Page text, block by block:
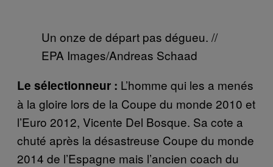
Un onze de départ pas dégueu. //
EPA Images/Andreas Schaad
Le sélectionneur : L’homme qui les a menés
à la gloire lors de la Coupe du monde 2010 et
l’Euro 2012, Vicente Del Bosque. Sa cote a
chuté après la désastreuse Coupe du monde
2014 de l’Espagne mais l’ancien coach du